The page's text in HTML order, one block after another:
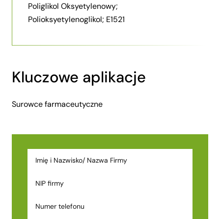
Poliglikol Oksyetylenowy;
Polioksyetylenoglikol; E1521
Kluczowe aplikacje
Surowce farmaceutyczne